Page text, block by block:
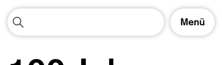
S
c
h
Menü